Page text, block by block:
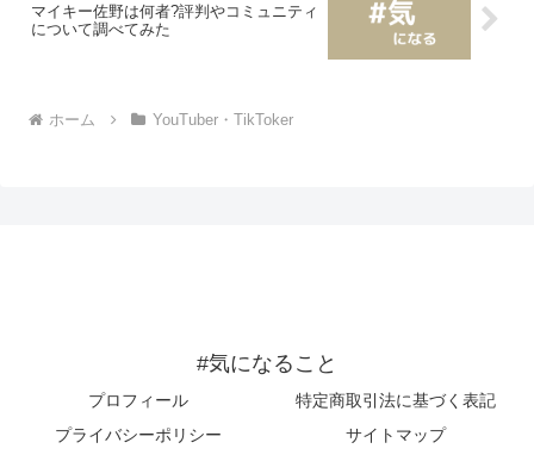
マイキー佐野は何者?評判やコミュニティ
について調べてみた
ホーム YouTuber・TikToker
#気になること
プロフィール
特定商取引法に基づく表記
プライバシーポリシー
サイトマップ